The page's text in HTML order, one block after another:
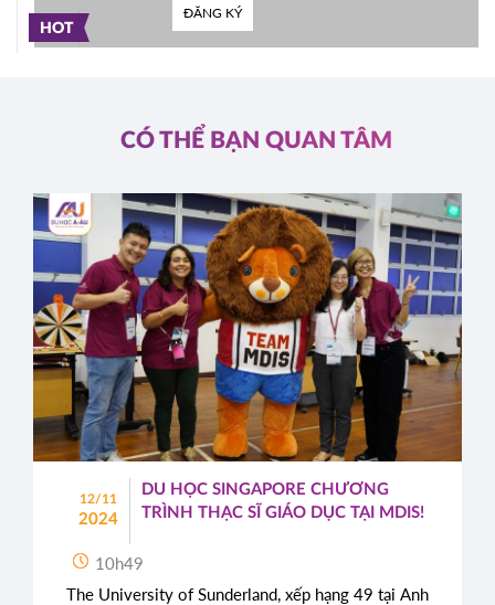
HOT
ĐĂNG KÝ
CÓ THỂ BẠN QUAN TÂM
12/11
2024
DU HỌC SINGAPORE CHƯƠNG
TRÌNH THẠC SĨ GIÁO DỤC TẠI MDIS!
10h49
The University of Sunderland, xếp hạng 49 tại Anh